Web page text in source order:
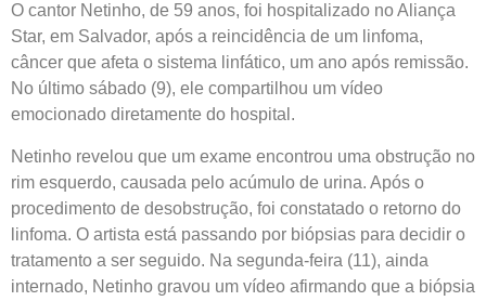
O cantor Netinho, de 59 anos, foi hospitalizado no Aliança
Star, em Salvador, após a reincidência de um linfoma,
câncer que afeta o sistema linfático, um ano após remissão.
No último sábado (9), ele compartilhou um vídeo
emocionado diretamente do hospital.
Netinho revelou que um exame encontrou uma obstrução no
rim esquerdo, causada pelo acúmulo de urina. Após o
procedimento de desobstrução, foi constatado o retorno do
linfoma. O artista está passando por biópsias para decidir o
tratamento a ser seguido. Na segunda-feira (11), ainda
internado, Netinho gravou um vídeo afirmando que a biópsia